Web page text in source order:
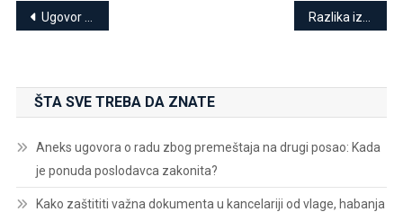
Kretanje
Ugovor o doživotnom izdržavanju: šta treba znati pre potpisivanja
ŠTA SVE TREBA DA ZNATE
Aneks ugovora o radu zbog premeštaja na drugi posao: Kada
je ponuda poslodavca zakonita?
Kako zaštititi važna dokumenta u kancelariji od vlage, habanja